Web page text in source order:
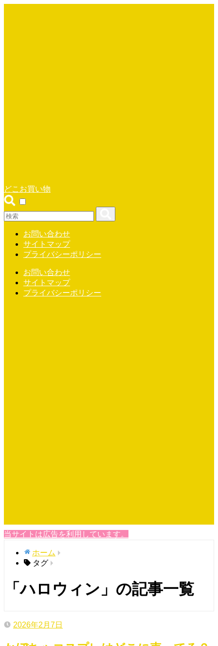
どこお買い物
お問い合わせ
サイトマップ
プライバシーポリシー
お問い合わせ
サイトマップ
プライバシーポリシー
当サイトは広告を利用しています。
ホーム
タグ
「ハロウィン」の記事一覧
2026年2月7日